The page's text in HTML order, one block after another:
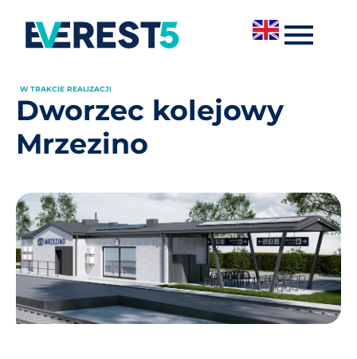
W TRAKCIE REALIZACJI
Dworzec kolejowy
Mrzezino